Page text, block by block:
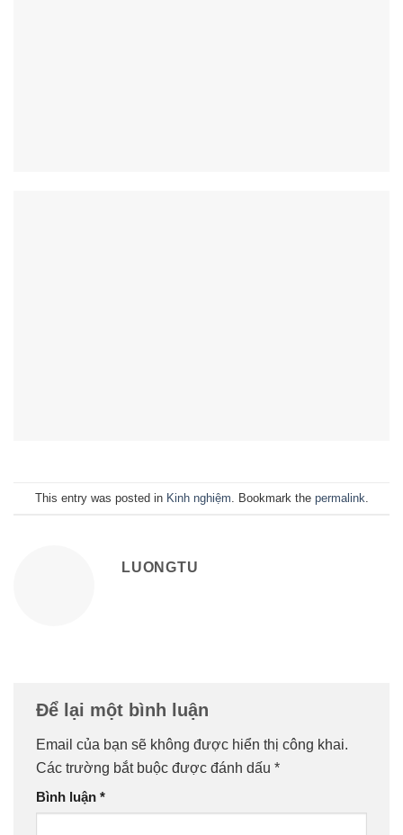
This entry was posted in Kinh nghiệm . Bookmark the permalink
LUONGTU
Để lại một bình luận
Email của bạn sẽ không được hiển thị công khai.
Các trường bắt buộc được đánh dấu *
Bình luận *